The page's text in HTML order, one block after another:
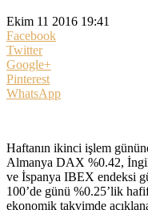
Ekim 11 2016 19:41
Facebook
Twitter
Google+
Pinterest
WhatsApp
Haftanın ikinci işlem
Almanya DAX %0.42,
ve İspanya IBEX endeksi
100’de günü %0.25’lik
ekonomik takvimde